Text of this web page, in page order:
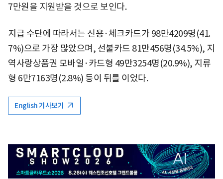
7만원을 지원받을 것으로 보인다.
지급 수단에 따라서는 신용·체크카드가 98만4209명(41.
7%)으로 가장 많았으며, 선불카드 81만456명(34.5%), 지
역사랑상품권 모바일·카드형 49만3254명(20.9%), 지류
형 6만7163명(2.8%) 등이 뒤를 이었다.
English 기사보기